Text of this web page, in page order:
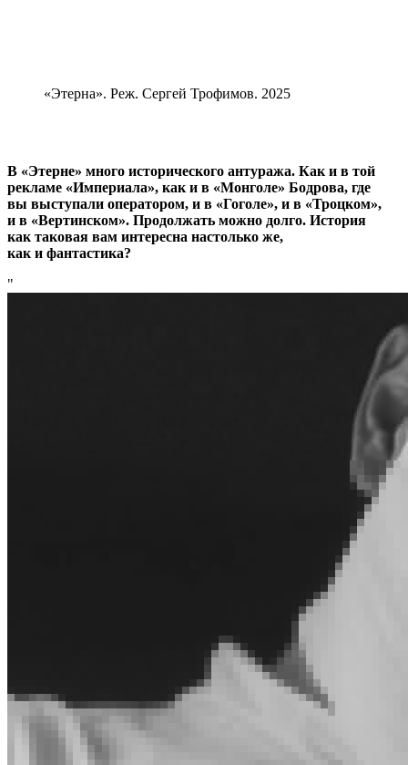
«Этерна». Реж. Сергей Трофимов. 2025
В «Этерне» много исторического антуража. Как и в той
рекламе «Империала», как и в «Монголе» Бодрова, где
вы выступали оператором, и в «Гоголе», и в «Троцком»,
и в «Вертинском». Продолжать можно долго. История
как таковая вам интересна настолько же,
как и фантастика?